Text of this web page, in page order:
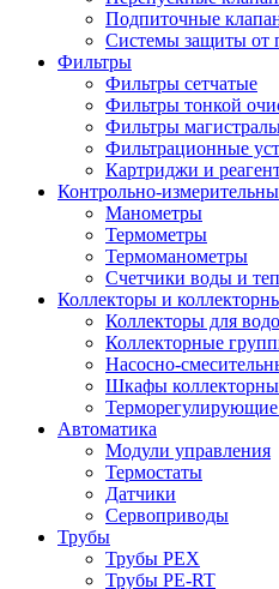
Подпиточные
Системы защиты от
Фильтры
Фильтры сетчатые
Фильтры тонкой
Фильтры
Фильтрационные
Картриджи и
Контрольно-
Манометры
Термометры
Термоманометры
Счетчики воды и
Коллекторы и
Коллекторы для
Коллекторные
Насосно-
Шкафы
Автоматика
Модули управления
Термостаты
Датчики
Сервоприводы
Трубы
Трубы PEX
Трубы PE-RT